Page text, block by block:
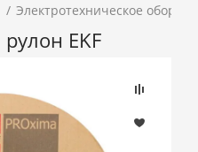
Электротехническое
EKF